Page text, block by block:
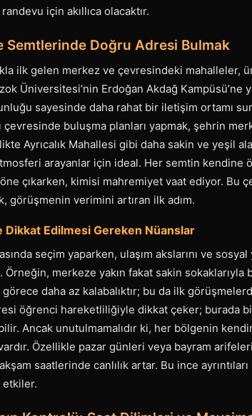
için akıllıca olacaktır.
Semtlerinde Doğru Adresi Bulmak
ilk gelen merkez ve çevresindeki mahalleler,
Üniversitesi’nin Erdoğan Akdağ Kampüsü’ne
sayesinde daha rahat bir iletişim ortamı
çevresinde buluşma planları yapmak, şehrin
Ayrıcalık Mahallesi gibi daha sakin ve yeşil
arayanlar için ideal. Her semtin kendine
öne çıkarken, kimisi mahremiyet vaat ediyor. Bu
görüşmenin verimini artıran ilk adım.
Dikkat Edilmesi Gereken Nüanslar
seçim yaparken, ulaşım akslarını ve
merkeze yakın fakat sakin
görece daha az kalabalıktır; bu da ilk
öğrenci hareketliliğiyle dikkat çeker; burada
Ancak unutulmamalıdır ki, her bölgenin
Özellikle pazar günleri veya bayram
saatlerinde canlılık artar. Bu ince